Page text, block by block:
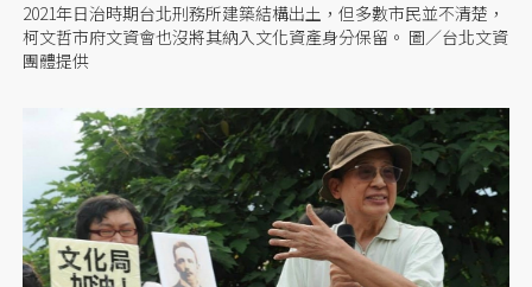
2021年日治時期台北刑務所建築結構出土，但多數市民並不清楚，
柯文哲市府文資會也沒將其納入文化資產身分保留。 圖／台北文資
團體提供